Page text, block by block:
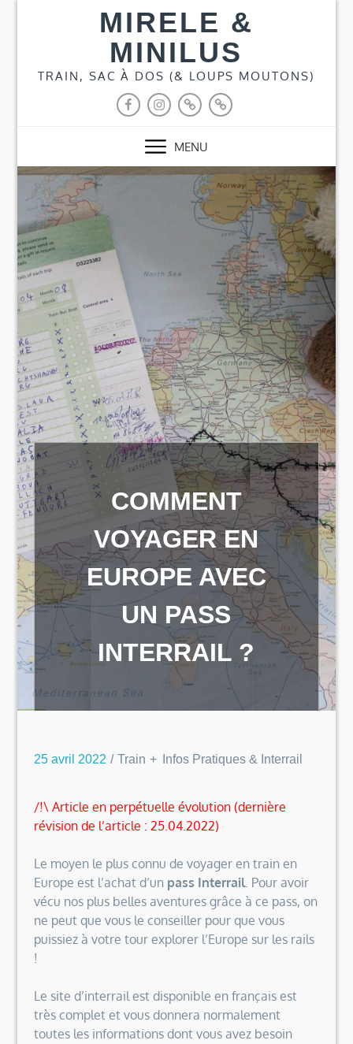
MIRELE &
MINILUS
TRAIN, SAC À DOS (& LOUPS MOUTONS)
FACEBOOK
INSTAGRAM
MY
ATLAS
PLANIFICATEUR
À
MENU
COMMENT
VOYAGER EN
EUROPE AVEC
UN PASS
INTERRAIL ?
25 avril 2022 Train Infos Pratiques & Interrail
/!\ Article en perpétuelle évolution (dernière
révision de l’article : 25.04.2022)
Le moyen le plus connu de voyager en train en
Europe est l’achat d’unpass Interrail. Pour avoir
vécu nos plus belles aventures grâce à ce pass, on
ne peut que vous le conseiller pour que vous
puissiez à votre tour explorer l’Europe sur les rails
!
Le site d’interrail est disponible en français est
très complet et vous donnera normalement
toutes les informations dont vous avez besoin